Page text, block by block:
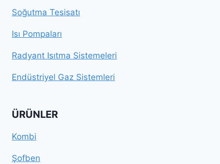
Soğutma Tesisatı
Isı Pompaları
Radyant Isıtma Sistemeleri
Endüstriyel Gaz Sistemleri
ÜRÜNLER
Kombi
Şofben